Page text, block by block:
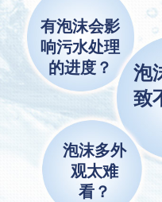
有泡沫会影
响污水处理
的进度？
泡
致
泡沫多外
观太难
看？